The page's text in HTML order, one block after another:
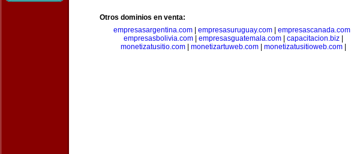
Otros dominios en venta:
empresasargentina.com| empresasuruguay.com| empresascanada.com|
empresasbolivia.com
empresasguatemala.com capacitacion.biz
monetizatusitio.com
monetizartuweb.com monetizatusitioweb.com